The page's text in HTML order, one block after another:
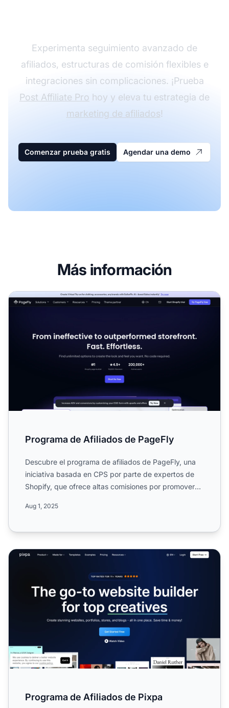
Experimenta seguimiento avanzado de
afiliados, estructuras de comisión flexibles e
integraciones sin complicaciones. ¡Prueba
Post Affiliate Pro hoy y eleva tu estrategia de
marketing de afiliados!
Comenzar prueba gratis Agendar una demo
Más información
Programa de Afiliados de PageFly
Programa de Afiliados de PageFly
Descubre el programa de afiliados de PageFly, una
iniciativa basada en CPS por parte de expertos de
Shopify, que ofrece altas comisiones por promover
Aug 1, 2025
Programa de Afiliados de Pixpa
Programa de Afiliados de Pixpa